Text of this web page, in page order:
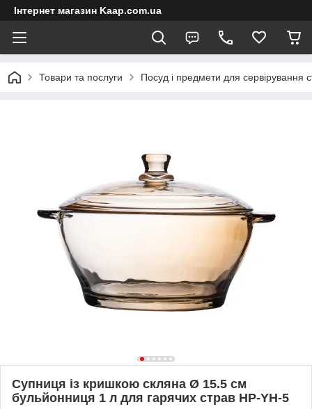
Інтернет магазин Kaap.com.ua
Товари та послуги Посуд і предмети для сервірування
Супниця із кришкою скляна Ø 15.5 см
бульйонниця 1 л для гарячих страв HP-YH-5